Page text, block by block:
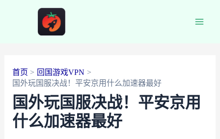
首页
回国游戏VPN
国外玩国服决战！平安京用什么加速器最好
国外玩国服决战！平安京用
什么加速器最好